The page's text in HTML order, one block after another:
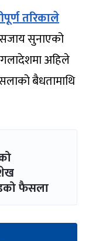
तरिकाले
सुनाएको
अहिले
बैधतामाथि
फैसला